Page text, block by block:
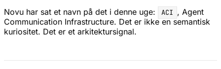
Novu har sat et navn på det i denne uge:
ACI , Agent
Communication Infrastructure. Det er ikke en semantisk
kuriositet. Det er et arkitektursignal.